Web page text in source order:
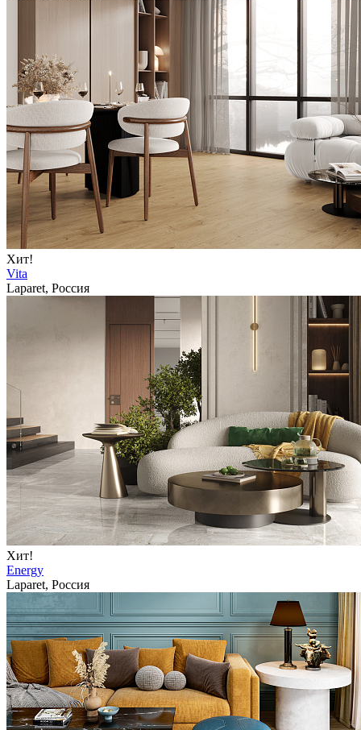
Хит!
Vita
Laparet, Россия
Хит!
Energy
Laparet, Россия